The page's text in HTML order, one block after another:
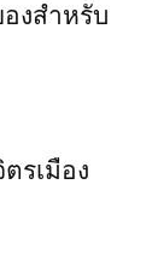
องสำหรับ
ตรเมือง